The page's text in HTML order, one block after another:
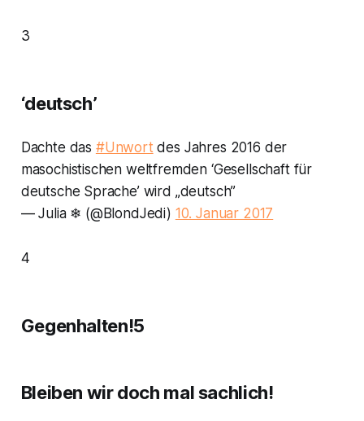
3
‘deutsch’
Dachte das #Unwort des Jahres 2016 der
masochistischen weltfremden ‘Gesellschaft für
deutsche Sprache’ wird „deutsch”
— Julia ❄ (@BlondJedi) 10. Januar 2017
4
Gegenhalten!5
Bleiben wir doch mal sachlich!